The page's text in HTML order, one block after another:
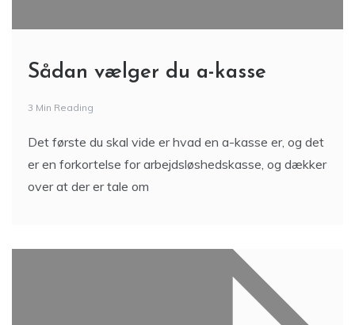
Sådan vælger du a-kasse
3 Min Reading
Det første du skal vide er hvad en a-kasse er, og det
er en forkortelse for arbejdsløshedskasse, og dækker
over at der er tale om